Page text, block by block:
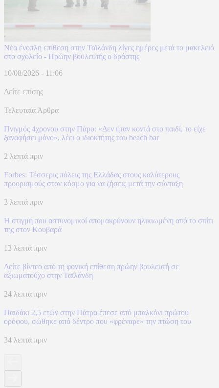
Νέα ένοπλη επίθεση στην Ταϊλάνδη λίγες ημέρες μετά το μακελειό
στο σχολείο - Πρώην βουλευτής ο δράστης
10/08/2026 - 11:06
Δείτε επίσης
Τελευταία Άρθρα
Πνιγμός 4χρονου στην Πάρο: «Δεν ήταν κοντά στο παιδί, το είχε
ξαναφήσει μόνο», λέει ο ιδιοκτήτης του beach bar
2 λεπτά πριν
Forbes: Τέσσερις πόλεις της Ελλάδας στους καλύτερους
προορισμούς στον κόσμο για να ζήσεις μετά την σύνταξη
3 λεπτά πριν
Η στιγμή που αστυνομικοί απομακρύνουν ηλικιωμένη από το σπίτι
της στον Κουβαρά
13 λεπτά πριν
Δείτε βίντεο από τη φονική επίθεση πρώην βουλευτή σε
αξιωματούχο στην Ταϊλάνδη
24 λεπτά πριν
Παιδάκι 2,5 ετών στην Πάτρα έπεσε από μπαλκόνι πρώτου
ορόφου, σώθηκε από δέντρο που «φρέναρε» την πτώση του
34 λεπτά πριν